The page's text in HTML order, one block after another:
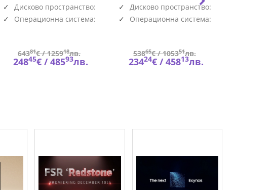
Дисково пространство:
128GBОперационна система:
64381€ /125918лв.
24845€ /48593лв.
Дисково пространство:
128GBОперационна система:
53865€ /105351лв.
23424€ /45813лв.